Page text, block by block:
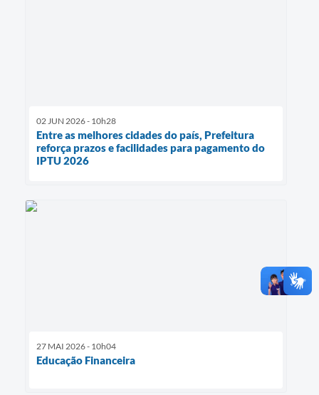
02 JUN 2026 - 10h28
Entre as melhores cidades do país, Prefeitura
reforça prazos e facilidades para pagamento do
IPTU 2026
27 MAI 2026 - 10h04
Educação Financeira